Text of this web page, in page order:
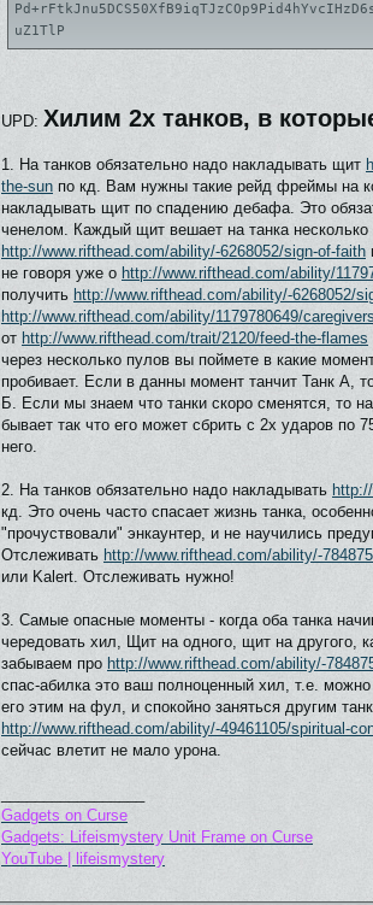
uZ1TlP
UPD: Хилим 2х танков, в
1. На танков обязательно надо накладывать щит
the-sun по кд. Вам нужны такие рейд фреймы на
накладывать щит по спадению дебафа. Это
ченелом. Каждый щит вешает на танка
http://www.rifthead.com/ability/-6268052/sign-of-faith
не говоря уже о http://www.rifthead.com/ability/
получить http://www.rifthead.com/ability/-6268052/
http://www.rifthead.com/ability/1179780649/
от http://www.rifthead.com/trait/2120/feed-the-flames
через несколько пулов вы поймете в какие
пробивает. Если в данны момент танчит Танк А,
Б. Если мы знаем что танки скоро сменятся, то
бывает так что его может сбрить с 2х ударов по
него.
2. На танков обязательно надо накладывать
кд. Это очень часто спасает жизнь танка,
"прочуствовали" энкаунтер, и не научились
Отслеживать http://www.rifthead.com/ability/-
или Kalert. Отслеживать нужно!
3. Самые опасные моменты - когда оба танка
чередовать хил, Щит на одного, щит на другого,
забываем про http://www.rifthead.com/ability/-
спас-абилка это ваш полноценный хил, т.е.
его этим на фул, и спокойно заняться другим
http://www.rifthead.com/ability/-49461105/spiritual-
сейчас влетит не мало урона.
Gadgets on Curse
Gadgets: Lifeismystery Unit Frame on Curse
YouTube | lifeismystery